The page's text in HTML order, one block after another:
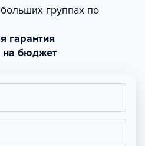
группах по
гарантия
на бюджет